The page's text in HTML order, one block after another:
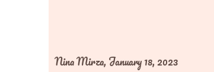
Nina Mirza, January 18, 2023